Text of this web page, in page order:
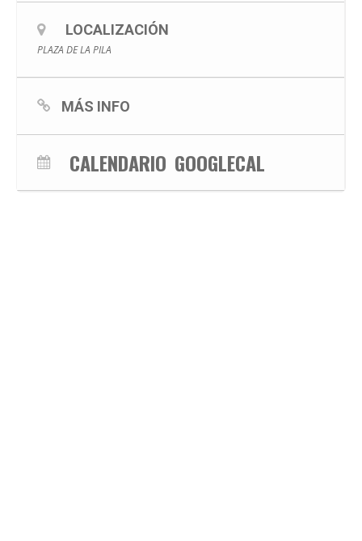
LOCALIZACIÓN
PLAZA DE LA PILA
MÁS INFO
CALENDARIO GOOGLECAL